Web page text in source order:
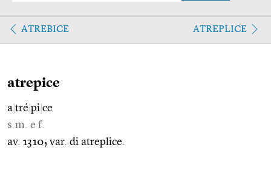
ATREBICE ATREPLICE
atrepice
a tré pi ce
s.m. e f.
av. 1310; var. di atreplice.